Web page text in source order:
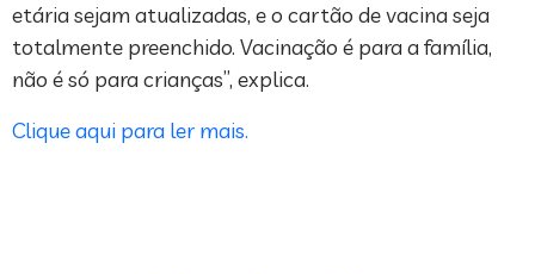
etária sejam atualizadas, e o cartão de vacina seja
totalmente preenchido. Vacinação é para a família,
não é só para crianças”, explica.
Clique aqui para ler mais.